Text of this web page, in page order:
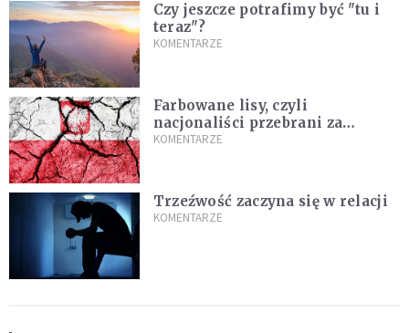
Czy jeszcze potrafimy być "tu i
teraz"?
KOMENTARZE
Farbowane lisy, czyli
nacjonaliści przebrani za
chrześcijan
KOMENTARZE
Trzeźwość zaczyna się w relacji
KOMENTARZE